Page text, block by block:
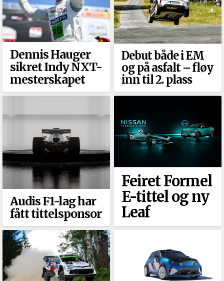
Dennis Hauger
sikret Indy NXT-
mesterskapet
Debut både i EM
og på asfalt –⁠ fløy
inn til 2. plass
Audis F1-lag har
fått tittelsponsor
Feiret Formel
E-tittel og ny
Leaf